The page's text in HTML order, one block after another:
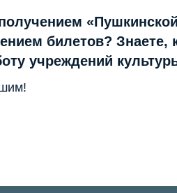
билетов? Знаете,
учреждений